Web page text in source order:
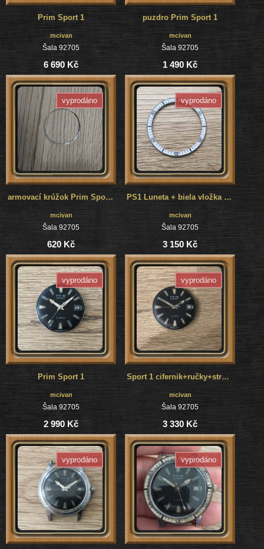
Prim Sport 1
mcivan
Šala 92705
6 690 Kč
puzdro Prim Sport 1
mcivan
Šala 92705
1 490 Kč
vyprodáno
armovací krúžok Prim Sport 1
mcivan
Šala 92705
620 Kč
vyprodáno
PS1 Luneta + biela vložka + drátik
mcivan
Šala 92705
3 150 Kč
vyprodáno
Prim Sport 1
mcivan
Šala 92705
2 990 Kč
vyprodáno
Sport 1 cifernik+ručky+strojček+krúžok
mcivan
Šala 92705
3 330 Kč
vyprodáno vyprodáno